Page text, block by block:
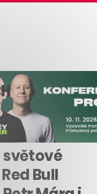
světové
Bull